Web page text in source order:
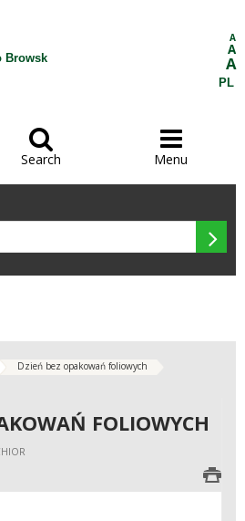
Browsk
A
A
A
PL

Search

Menu

Dzień bez opakowań foliowych
FOLIOWYCH